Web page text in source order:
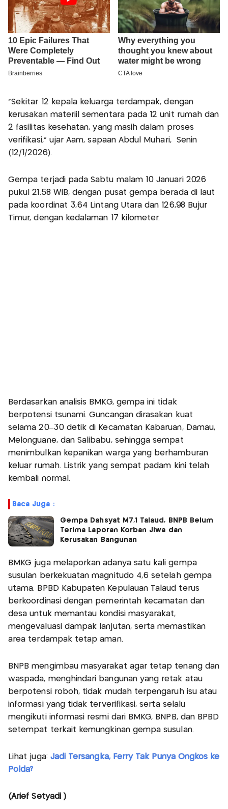
“Sekitar 12 kepala keluarga terdampak, dengan
kerusakan materiil sementara pada 12 unit rumah dan
2 fasilitas kesehatan, yang masih dalam proses
verifikasi,” ujar Aam, sapaan Abdul Muhari, Senin
(12/1/2026).
Gempa terjadi pada Sabtu malam 10 Januari 2026
pukul 21.58 WIB, dengan pusat gempa berada di laut
pada koordinat 3,64 Lintang Utara dan 126,98 Bujur
Timur, dengan kedalaman 17 kilometer.
Berdasarkan analisis BMKG, gempa ini tidak
berpotensi tsunami. Guncangan dirasakan kuat
selama 20–30 detik di Kecamatan Kabaruan, Damau,
Melonguane, dan Salibabu, sehingga sempat
menimbulkan kepanikan warga yang berhamburan
keluar rumah. Listrik yang sempat padam kini telah
kembali normal.
Baca Juga :
Gempa Dahsyat M7,1 Talaud, BNPB Belum
Terima Laporan Korban Jiwa dan
Kerusakan Bangunan
BMKG juga melaporkan adanya satu kali gempa
susulan berkekuatan magnitudo 4,6 setelah gempa
utama. BPBD Kabupaten Kepulauan Talaud terus
berkoordinasi dengan pemerintah kecamatan dan
desa untuk memantau kondisi masyarakat,
mengevaluasi dampak lanjutan, serta memastikan
area terdampak tetap aman.
BNPB mengimbau masyarakat agar tetap tenang dan
waspada, menghindari bangunan yang retak atau
berpotensi roboh, tidak mudah terpengaruh isu atau
informasi yang tidak terverifikasi, serta selalu
mengikuti informasi resmi dari BMKG, BNPB, dan BPBD
setempat terkait kemungkinan gempa susulan.
Lihat juga: Jadi Tersangka, Ferry Tak Punya Ongkos ke
Polda?
(Arief Setyadi )